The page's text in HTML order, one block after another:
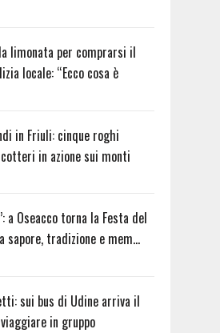
limonata per comprarsi il
locale: “Ecco cosa è
in Friuli: cinque roghi
in azione sui monti
a Oseacco torna la Festa del
sapore, tradizione e mem…
sui bus di Udine arriva il
in gruppo